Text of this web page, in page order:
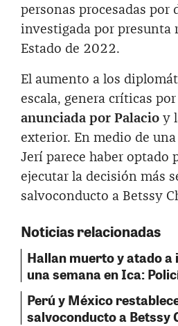
personas procesadas por
investigada por presunta
Estado de 2022.
El aumento a los
escala, genera críticas
anunciada por Palacio y
exterior. En medio de
Jerí parece haber optado
ejecutar la decisión más
salvoconducto a Betssy
Noticias relacionadas
Hallan muerto y atado
una semana en Ica:
Perú y México
salvoconducto a Betssy